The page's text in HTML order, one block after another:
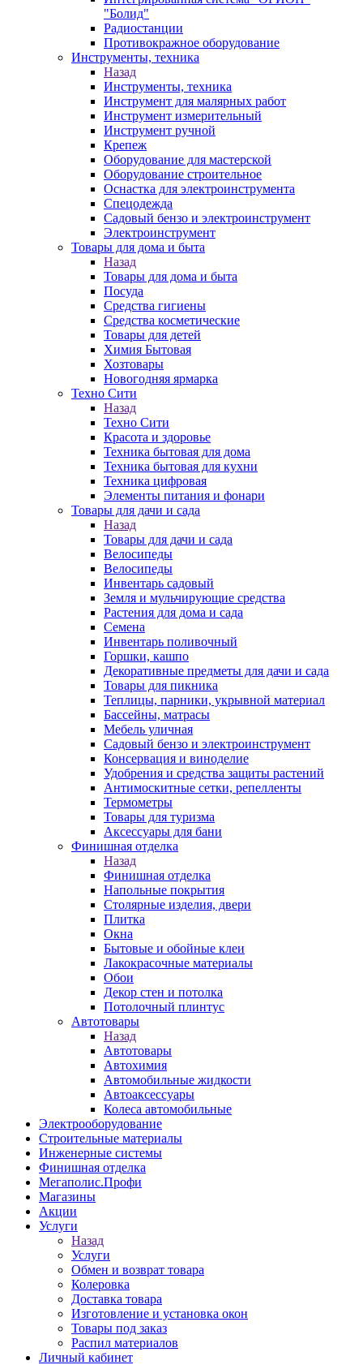
"Болид"
Радиостанции
Противокражное оборудование
Инструменты, техника
Назад
Инструменты, техника
Инструмент для малярных работ
Инструмент измерительный
Инструмент ручной
Крепеж
Оборудование для мастерской
Оборудование строительное
Оснастка для электроинструмента
Спецодежда
Садовый бензо и электроинструмент
Электроинструмент
Товары для дома и быта
Назад
Товары для дома и быта
Посуда
Средства гигиены
Средства косметические
Товары для детей
Химия Бытовая
Хозтовары
Новогодняя ярмарка
Техно Сити
Назад
Техно Сити
Красота и здоровье
Техника бытовая для дома
Техника бытовая для кухни
Техника цифровая
Элементы питания и фонари
Товары для дачи и сада
Назад
Товары для дачи и сада
Велосипеды
Велосипеды
Инвентарь садовый
Земля и мульчирующие средства
Растения для дома и сада
Семена
Инвентарь поливочный
Горшки, кашпо
Декоративные предметы для дачи и сада
Товары для пикника
Теплицы, парники, укрывной материал
Бассейны, матрасы
Мебель уличная
Садовый бензо и электроинструмент
Консервация и виноделие
Удобрения и средства защиты растений
Антимоскитные сетки, репелленты
Термометры
Товары для туризма
Аксессуары для бани
Финишная отделка
Назад
Финишная отделка
Напольные покрытия
Столярные изделия, двери
Плитка
Окна
Бытовые и обойные клеи
Лакокрасочные материалы
Обои
Декор стен и потолка
Потолочный плинтус
Автотовары
Назад
Автотовары
Автохимия
Автомобильные жидкости
Автоаксессуары
Колеса автомобильные
Электрооборудование
Строительные материалы
Инженерные системы
Финишная отделка
Мегаполис.Профи
Магазины
Акции
Услуги
Назад
Услуги
Обмен и возврат товара
Колеровка
Доставка товара
Изготовление и установка окон
Товары под заказ
Распил материалов
Личный кабинет